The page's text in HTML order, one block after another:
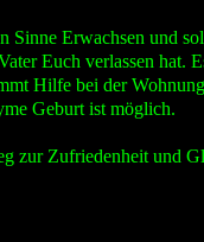
Sinne Erwachsen und
Euch verlassen
Hilfe bei der
Geburt ist möglich.
zur Zufriedenheit und